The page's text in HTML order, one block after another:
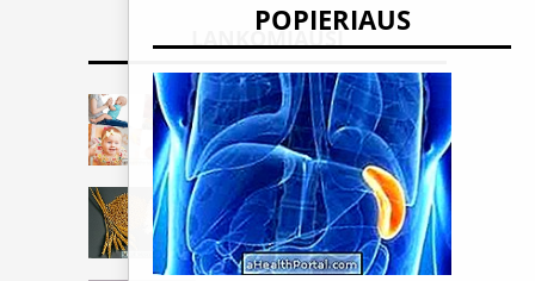
POPIERIAUS
LANKOMIAUSI
Kaip padėti kūdikiui
apsistoti vieni
Kas yra ir kur yra glitimo?